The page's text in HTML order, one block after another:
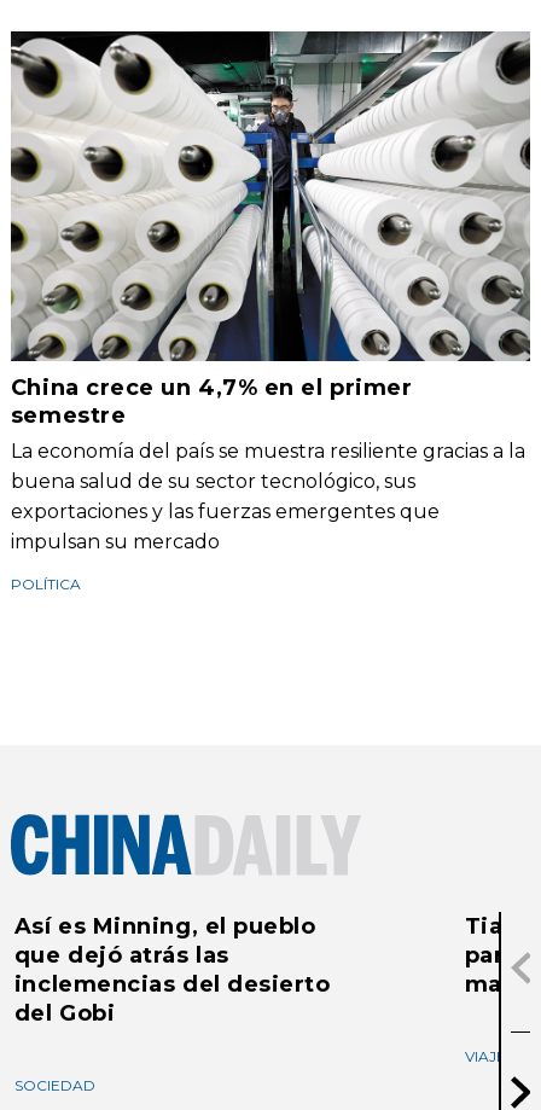
China crece un 4,7% en el primer
semestre
La economía del país se muestra resiliente gracias a la
buena salud de su sector tecnológico, sus
exportaciones y las fuerzas emergentes que
impulsan su mercado
POLÍTICA
Así es Minning, el pueblo
que dejó atrás las
inclemencias del desierto
del Gobi
SOCIEDAD
para
mar
VIAJES